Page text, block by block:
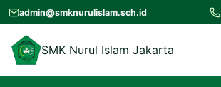
Lewati ke konten
admin@smknurulislam.sch.id
SMK Nurul Islam Jakarta